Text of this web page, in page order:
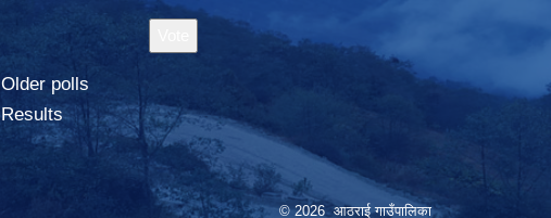
Older polls
Results
© 2026 आठराई गाउँपालिका